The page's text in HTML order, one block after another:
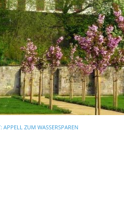
APPELL ZUM WASSERSPAREN